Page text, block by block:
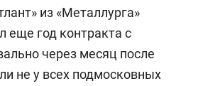
из «Металлурга»
еще год контракта с
через месяц после
не у всех подмосковных